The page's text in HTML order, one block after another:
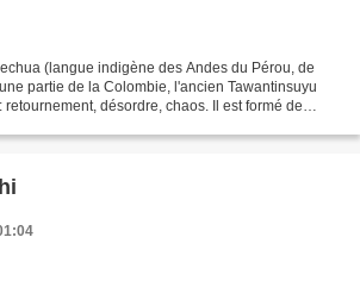
(langue indigène des Andes du Pérou, de
partie de la Colombie, l'ancien Tawantinsuyu
désordre, chaos. Il est formé de